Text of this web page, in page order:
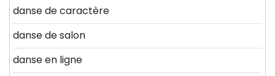
danse de caractère
danse de salon
danse en ligne